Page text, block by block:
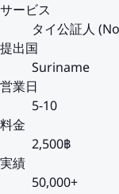
サービス
タイ公証人
提出国
Suriname
営業日
5-10
料金
2,500฿
実績
50,000+